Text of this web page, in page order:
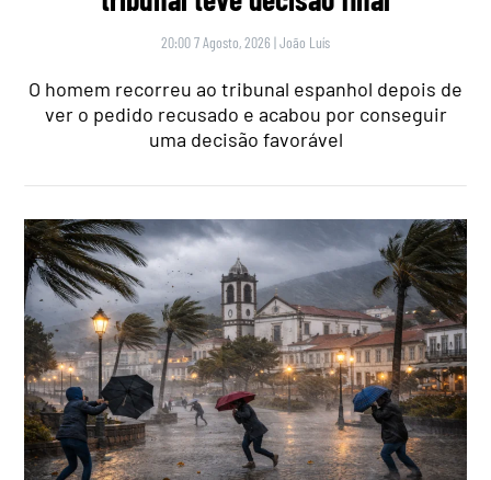
20:00 7 Agosto, 2026 |João Luís
O homem recorreu ao tribunal espanhol depois de
ver o pedido recusado e acabou por conseguir
uma decisão favorável